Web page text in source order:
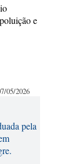
e
05/2026
pela